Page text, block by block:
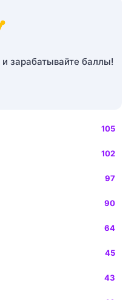
зарабатывайте баллы!
105
102
97
90
64
45
43